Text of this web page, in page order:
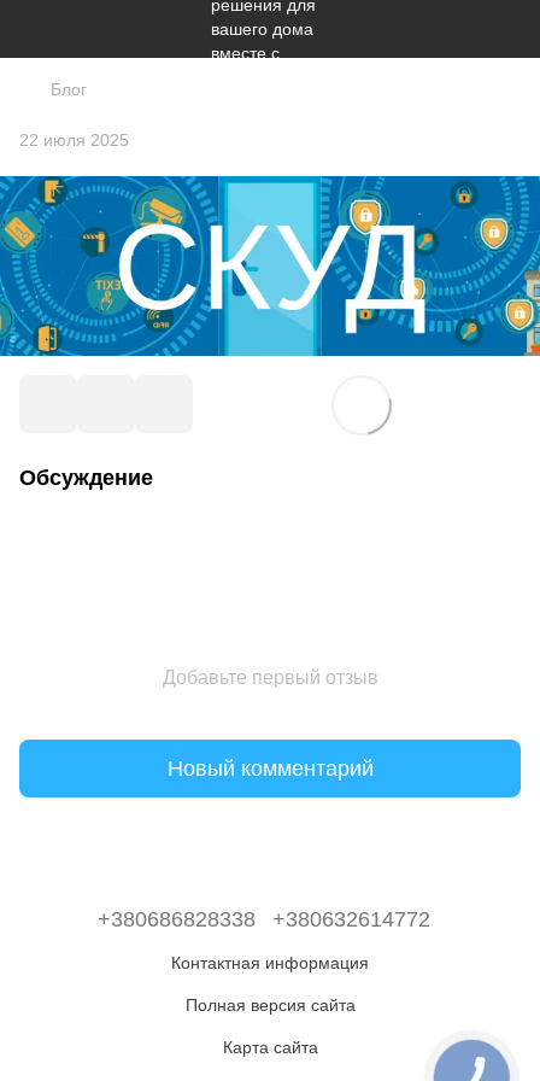
Блог
22 июля 2025
Обсуждение
Добавьте первый отзыв
Новый комментарий
+380686828338 +380632614772
Контактная информация
Полная версия сайта
Карта сайта